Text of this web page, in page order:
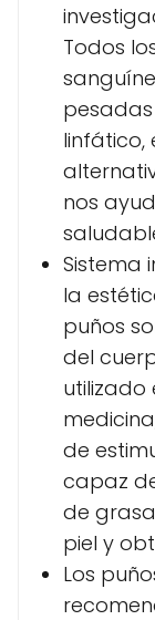
Todos
pesadas
linfático,
nos
Sistema
la
puños
del
utilizado
de
capaz
de
piel y
Los